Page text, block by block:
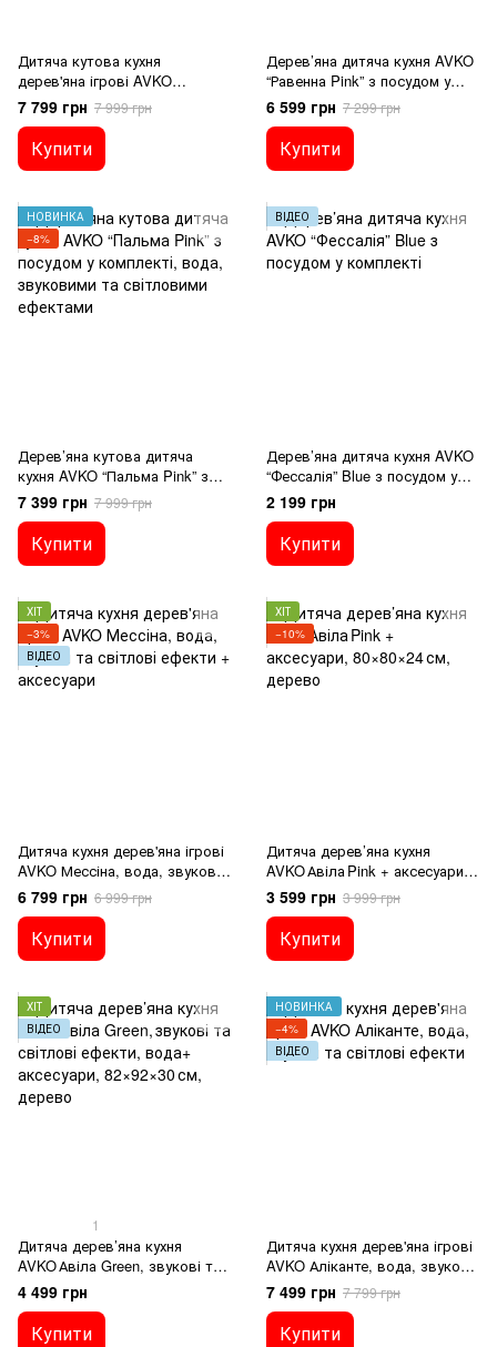
Дитяча кутова кухня
дерев'яна ігрові AVKO
Пальма, вода, звукові та
світлові ефекти
7 799 грн 7 999 грн
Купити
Дерев’яна дитяча кухня AVKO
“Равенна Pink” з посудом у
комплекті, звуковими та
світловими ефектами
6 599 грн 7 299 грн
Купити
НОВИНКА
−8%
Дерев’яна кутова дитяча
кухня AVKO “Пальма Pink” з
посудом у комплекті,вода,
звуковими та світловими
ефектами
7 399 грн 7 999 грн
Купити
ВІДЕО
Дерев’яна дитяча кухня AVKO
“Фессалія” Blue з посудом у
комплекті
2 199 грн
Купити
ХІТ
−3%
ВІДЕО
Дитяча кухня дерев'яна ігрові
AVKO Мессіна, вода, звукові
та світлові ефекти +
аксесуари
6 799 грн 6 999 грн
Купити
ХІТ
−10%
Дитяча дерев’яна кухня
AVKO Авіла Pink + аксесуари,
80×80×24 см, дерево
3 599 грн 3 999 грн
Купити
ХІТ
ВІДЕО
1
Дитяча дерев’яна кухня
AVKO Авіла Green, звукові та
світлові ефекти, вода +
аксесуари, 82×92×30 см,
дерево
4 499 грн
Купити
НОВИНКА
−4%
ВІДЕО
Дитяча кухня дерев'яна ігрові
AVKO Аліканте, вода, звукові
та світлові ефекти
7 499 грн 7 799 грн
Купити